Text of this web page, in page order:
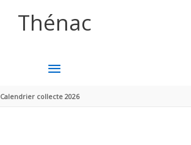
Thénac
MENU
PRINCIPAL
Calendrier collecte 2026